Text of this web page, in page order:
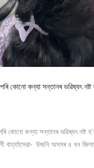
কোনো কন্যা সন্তানৰ ভৱিষ্যৎ নষ্ট
কোনো কন্যা সন্তানৰ ভৱিষ্যৎ নষ্ট
বাৰ্ত্তাসেৱা- উজনি অসমৰ ৪ খন